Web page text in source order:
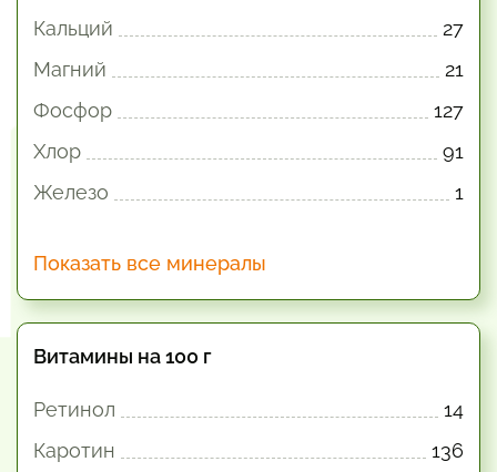
Кальций
27
Магний
21
Фосфор
127
Хлор
91
Железо
1
Показать все минералы
Витамины на 100 г
Ретинол
14
Каротин
136